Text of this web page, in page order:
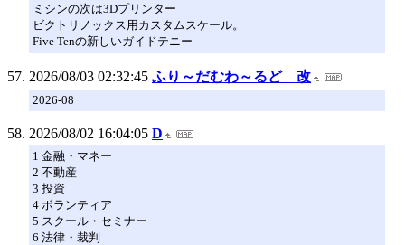
ミシンの次は3Dプリンター
ビクトリノックス用カスタムスケール。
Five Tenの新しいガイドテニー
2026/08/03 02:32:45 ふり～だむわ～るど 改
2026-08
2026/08/02 16:04:05 D
1 金融・マネー
2 不動産
3 投資
4 ボランティア
5 スクール・セミナー
6 法律・裁判